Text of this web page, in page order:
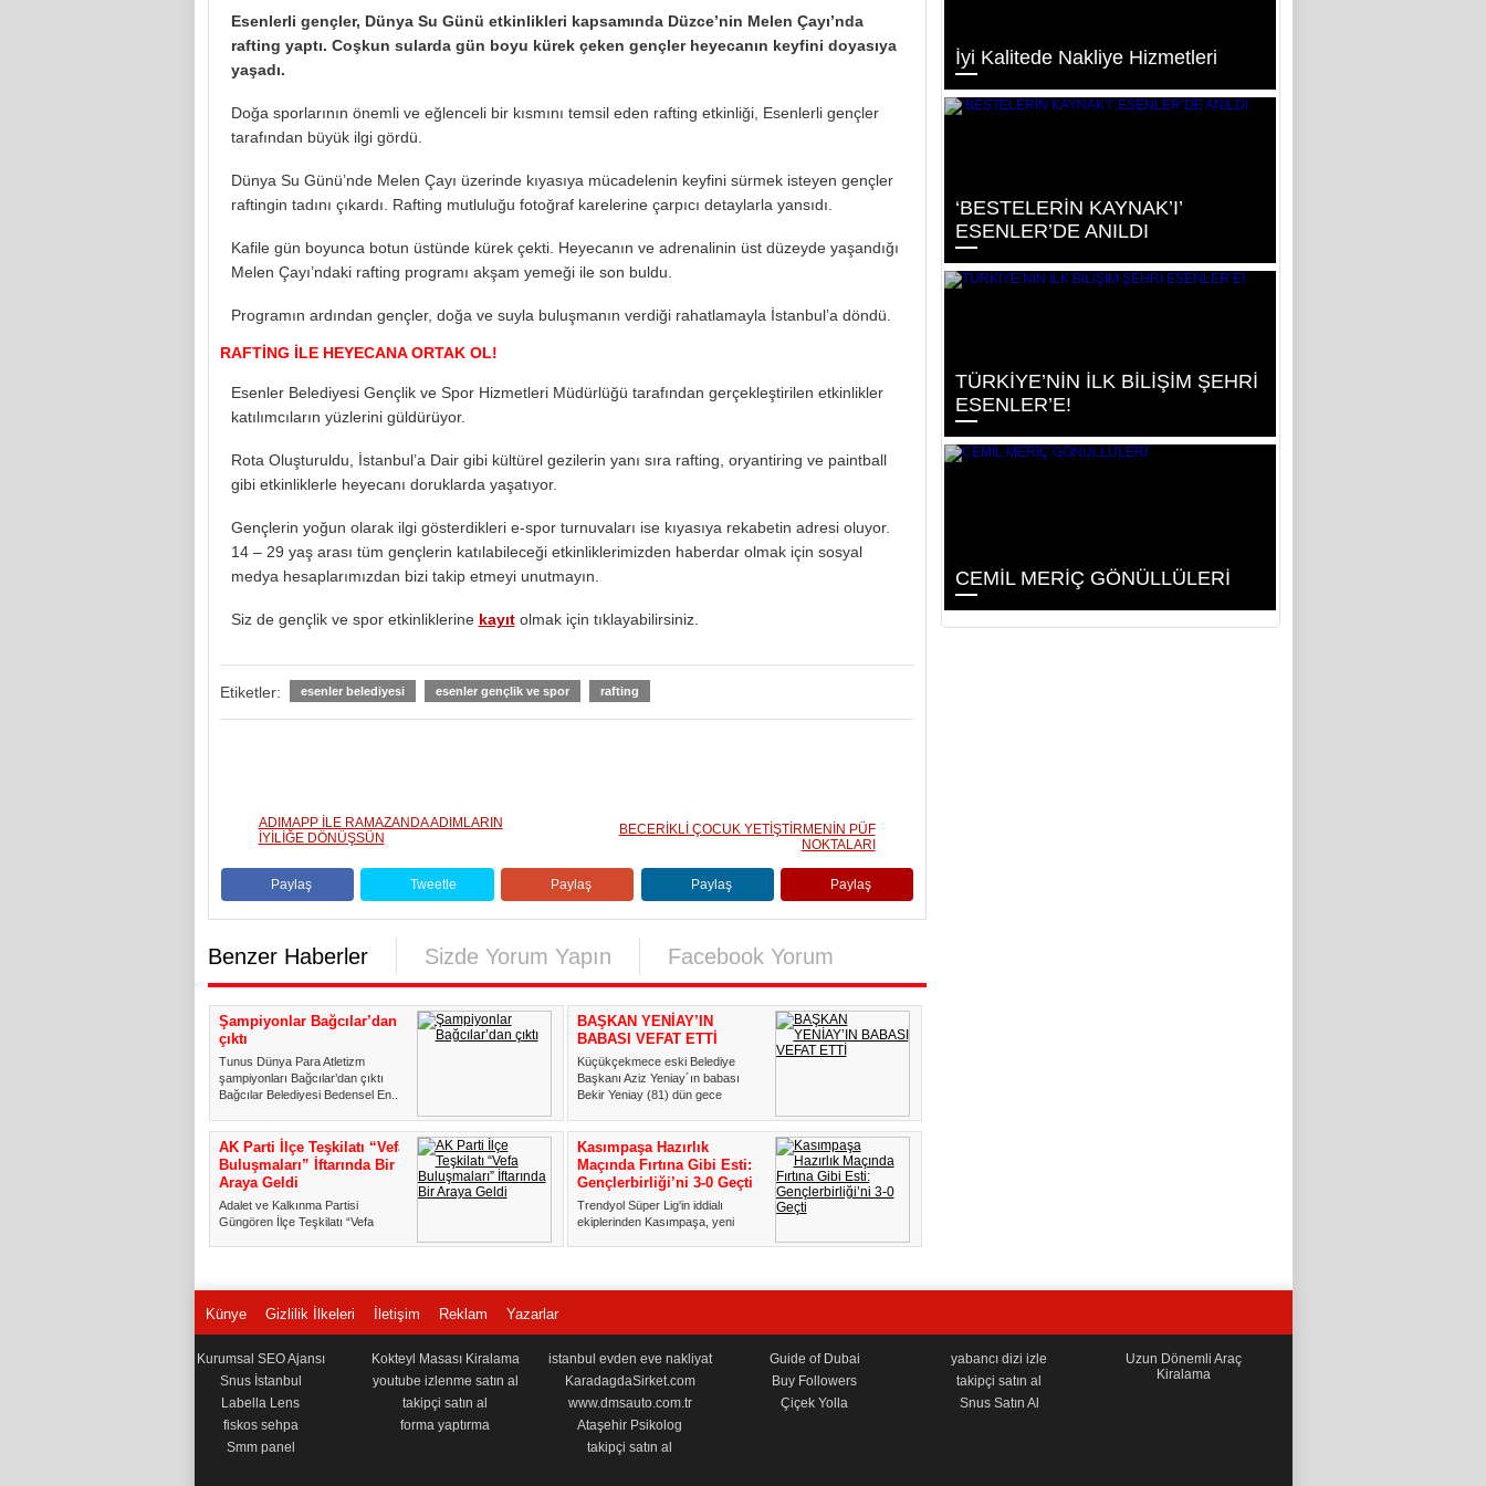
Esenlerli gençler, Dünya Su Günü etkinlikleri kapsamında Düzce’nin Melen Çayı’nda
rafting yaptı. Coşkun sularda gün boyu kürek çeken gençler heyecanın keyfini doyasıya
yaşadı.
Doğa sporlarının önemli ve eğlenceli bir kısmını temsil eden rafting etkinliği, Esenlerli gençler
tarafından büyük ilgi gördü.
Dünya Su Günü’nde Melen Çayı üzerinde kıyasıya mücadelenin keyfini sürmek isteyen gençler
raftingin tadını çıkardı. Rafting mutluluğu fotoğraf karelerine çarpıcı detaylarla yansıdı.
Kafile gün boyunca botun üstünde kürek çekti. Heyecanın ve adrenalinin üst düzeyde yaşandığı
Melen Çayı’ndaki rafting programı akşam yemeği ile son buldu.
Programın ardından gençler, doğa ve suyla buluşmanın verdiği rahatlamayla İstanbul’a döndü.
RAFTİNG İLE HEYECANA ORTAK OL!
Esenler Belediyesi Gençlik ve Spor Hizmetleri Müdürlüğü tarafından gerçekleştirilen etkinlikler
katılımcıların yüzlerini güldürüyor.
Rota Oluşturuldu, İstanbul’a Dair gibi kültürel gezilerin yanı sıra rafting, oryantiring ve paintball
gibi etkinliklerle heyecanı doruklarda yaşatıyor.
Gençlerin yoğun olarak ilgi gösterdikleri e-spor turnuvaları ise kıyasıya rekabetin adresi oluyor.
14 – 29 yaş arası tüm gençlerin katılabileceği etkinliklerimizden haberdar olmak için sosyal
medya hesaplarımızdan bizi takip etmeyi unutmayın.
Siz de gençlik ve spor etkinliklerine kayıtolmak için tıklayabilirsiniz.
Etiketler: esenler belediyesi esenler gençlik ve spor rafting
ADIMAPP İLE RAMAZANDA ADIMLARIN
İYİLİĞE DÖNÜŞSÜN
BECERİKLİ ÇOCUK YETİŞTİRMENİN PÜF
NOKTALARI
Paylaş Tweetle Paylaş Paylaş Paylaş
Benzer Haberler Sizde Yorum Yapın Facebook Yorum
Şampiyonlar Bağcılar’dan
çıktı
Tunus Dünya Para Atletizm
şampiyonları Bağcılar’dan çıktı
Bağcılar Belediyesi Bedensel En...
BAŞKAN YENİAY’IN
BABASI VEFAT ETTİ
Küçükçekmece eski Belediye
Başkanı Aziz Yeniay´ın babası
Bekir Yeniay (81) dün gece
AK Parti İlçe Teşkilatı “Vefa
Buluşmaları” İftarında Bir
Araya Geldi
Adalet ve Kalkınma Partisi
Güngören İlçe Teşkilatı “Vefa
Kasımpaşa Hazırlık
Maçında Fırtına Gibi Esti:
Gençlerbirliği’ni 3-0 Geçti
Trendyol Süper Lig'in iddialı
ekiplerinden Kasımpaşa, yeni
İyi Kalitede Nakliye Hizmetleri
‘BESTELERİN KAYNAK’I’
ESENLER’DE ANILDI
TÜRKİYE’NİN İLK BİLİŞİM ŞEHRİ
ESENLER’E!
CEMİL MERİÇ GÖNÜLLÜLERİ
Künye Gizlilik İlkeleri İletişim Reklam Yazarlar
Kurumsal SEO Ajansı
Snus İstanbul
Labella Lens
fiskos sehpa
Smm panel
Kokteyl Masası Kiralama
youtube izlenme satın al
takipçi satın al
forma yaptırma
istanbul evden eve nakliyat
KaradagdaSirket.com
www.dmsauto.com.tr
Ataşehir Psikolog
takipçi satın al
Guide of Dubai
Buy Followers
Çiçek Yolla
yabancı dizi izle
takipçi satın al
Snus Satın Al
Uzun Dönemli Araç
Kiralama